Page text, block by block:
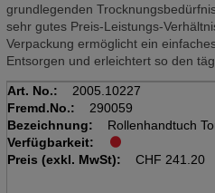
grundlegenden
sehr gutes Preis-Leistungs-
Verpackung ermöglicht ein
Entsorgen und erleichtert so den
Art. No.:
2005.10227
Fremd.No.:
290059
Bezeichnung:
Rollenhandtuch
Krt. à 6 Rll,
280m(Matic)
Verfügbarkeit:
Preis (exkl. MwSt):
CHF 241.20